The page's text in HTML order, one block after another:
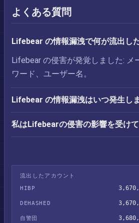
よくある質問
Lifebear の情報漏洩で何が流出し
Lifebear の侵害が発覚しました: メ
ワード、ユーザー名。
Lifebear の情報漏洩はいつ発生し
私はLifebearの侵害の影響を受け
流出したアカウント
HIBP
DEHASHED
自警団